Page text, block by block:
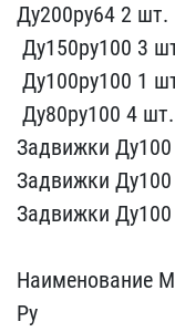
​Ду200ру64 2 шт.
Ду150ру​100 3
Ду100ру100 1
​ Ду80ру100​ 4 шт.
Задвижки
Задвижки
Задвижки
Н​аименование
Ру